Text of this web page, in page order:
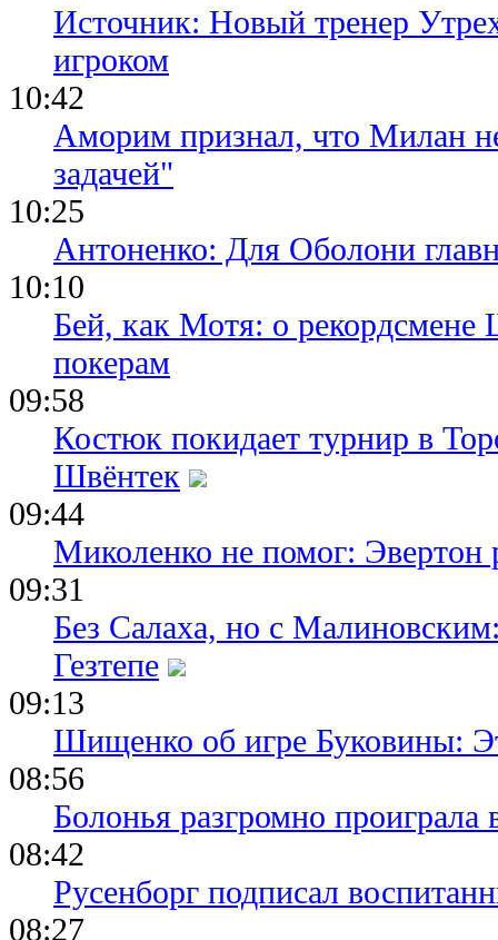
Источник: Новый тренер
игроком
10:42
Аморим признал, что Милан
задачей"
10:25
Антоненко: Для Оболони
10:10
Бей, как Мотя: о рекордсмене
покерам
09:58
Костюк покидает турнир в
Швёнтек
09:44
Миколенко не помог: Эвертон
09:31
Без Салаха, но с
Гезтепе
09:13
Шищенко об игре Буковины:
08:56
Болонья разгромно
08:42
Русенборг подписал
08:27